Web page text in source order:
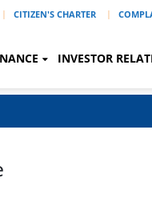
CITIZEN'S CHARTER
INVESTOR